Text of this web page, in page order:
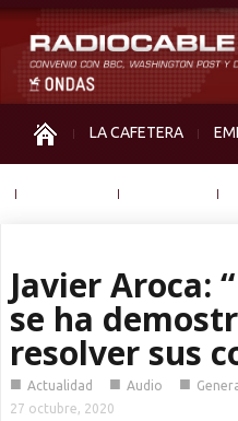
LA CAFETERA
Javier Aroca:
se ha
resolver sus
■ Actualidad ■ Audio ■
27 octubre, 2020